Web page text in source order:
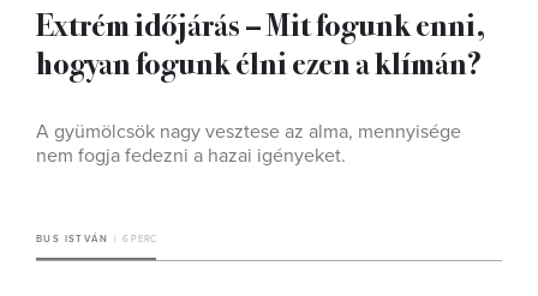
Extrém időjárás – Mit fogunk enni,
hogyan fogunk élni ezen a klímán?
A gyümölcsök nagy vesztese az alma, mennyisége
nem fogja fedezni a hazai igényeket.
BUS ISTVÁN 6 PERC